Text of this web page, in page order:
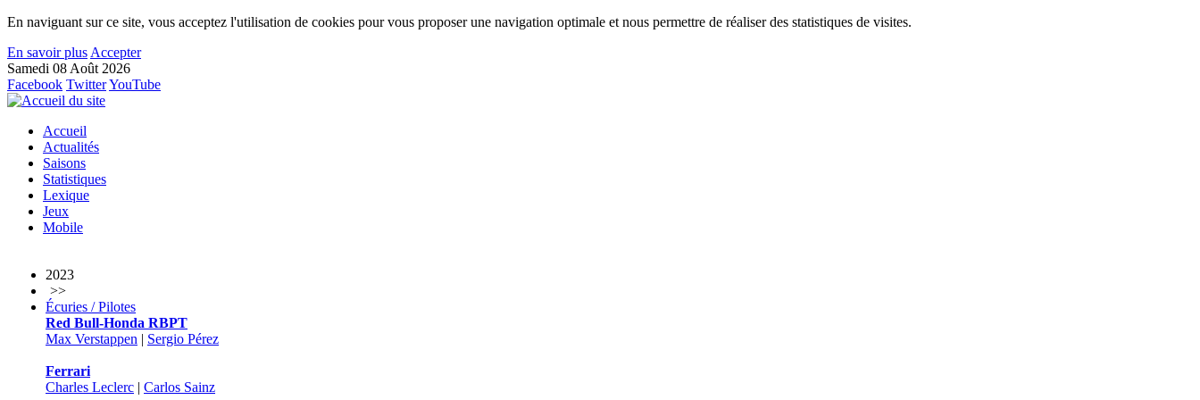
En naviguant sur ce site, vous acceptez l'utilisation de cookies pour vous proposer une navigation optimale et nous permettre de réaliser des statistiques de visites.
En savoir plus Accepter
Samedi 08 Août 2026
Facebook TwitterYouTube
Accueil
Actualités
Saisons
Statistiques
Lexique
Jeux
Mobile
2023
>>
Écuries / Pilotes
Red Bull-Honda RBPT
Max Verstappen | Sergio Pérez
Ferrari
Charles Leclerc | Carlos Sainz